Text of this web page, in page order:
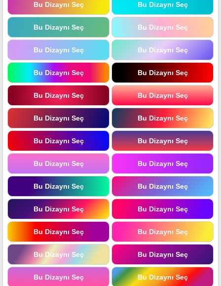
Bu Dizaynı Seç Bu Dizaynı Seç
Bu Dizaynı Seç Bu Dizaynı Seç
Bu Dizaynı Seç Bu Dizaynı Seç
Bu Dizaynı Seç Bu Dizaynı Seç
Bu Dizaynı Seç Bu Dizaynı Seç
Bu Dizaynı Seç Bu Dizaynı Seç
Bu Dizaynı Seç Bu Dizaynı Seç
Bu Dizaynı Seç Bu Dizaynı Seç
Bu Dizaynı Seç Bu Dizaynı Seç
Bu Dizaynı Seç Bu Dizaynı Seç
Bu Dizaynı Seç Bu Dizaynı Seç
Bu Dizaynı Seç Bu Dizaynı Seç
Bu Dizaynı Seç Bu Dizaynı Seç